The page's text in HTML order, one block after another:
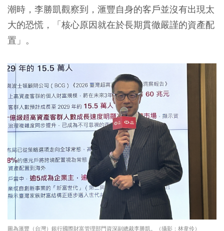
潮時，李勝凱觀察到，滙豐自身的客戶並沒有出現太
大的恐慌，「核心原因就在於長期貫徹嚴謹的資產配
置」。
圖為滙豐（台灣）銀行國際財富管理部門資深副總裁李勝凱。（攝影：林韋伶）